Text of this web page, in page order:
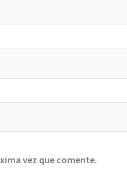
vez que comente.